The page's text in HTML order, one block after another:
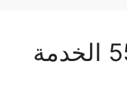
ورشة ميكانيك رولزرويس 55445363 الخدمة